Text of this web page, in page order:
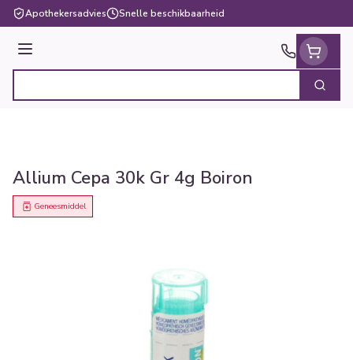
Ga naar de inhoud
Apothekersadvies Snelle beschikbaarheid
Menu
Zoek
Allium Cepa 30k Gr 4g Boiron
Geneesmiddel